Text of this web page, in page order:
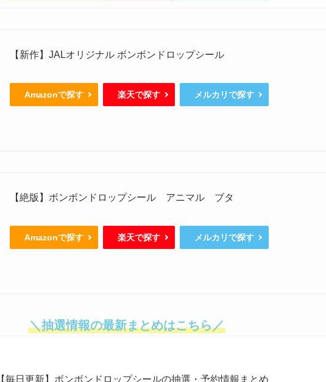
【新作】JALオリジナル ボンボンドロップシール
Amazonで探す 楽天で探す メルカリで探す
【絶版】ボンボンドロップシール アニマル ブタ
Amazonで探す 楽天で探す メルカリで探す
＼抽選情報の最新まとめはこちら／
【毎日更新】ボンボンドロップシールの抽選・予約情報まとめ